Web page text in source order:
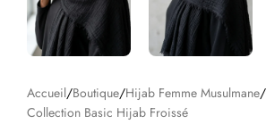
Accueil/Boutique/Hijab Femme Musulmane/
Collection Basic Hijab Froissé